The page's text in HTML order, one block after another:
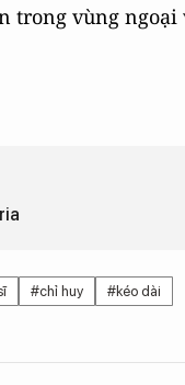
trong vùng ngoại
#chỉ huy
#kéo dài